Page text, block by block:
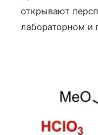
открывают
лабораторном и